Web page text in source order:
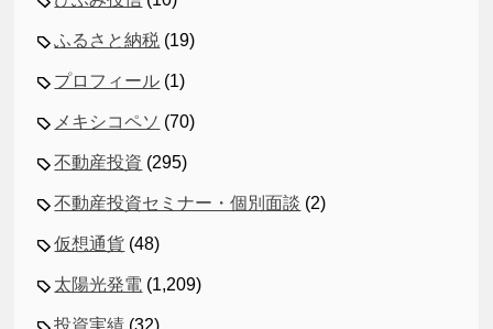
ふるさと納税 (19)
プロフィール (1)
メキシコペソ (70)
不動産投資 (295)
不動産投資セミナー・個別面談 (2)
仮想通貨 (48)
太陽光発電 (1,209)
投資実績 (32)